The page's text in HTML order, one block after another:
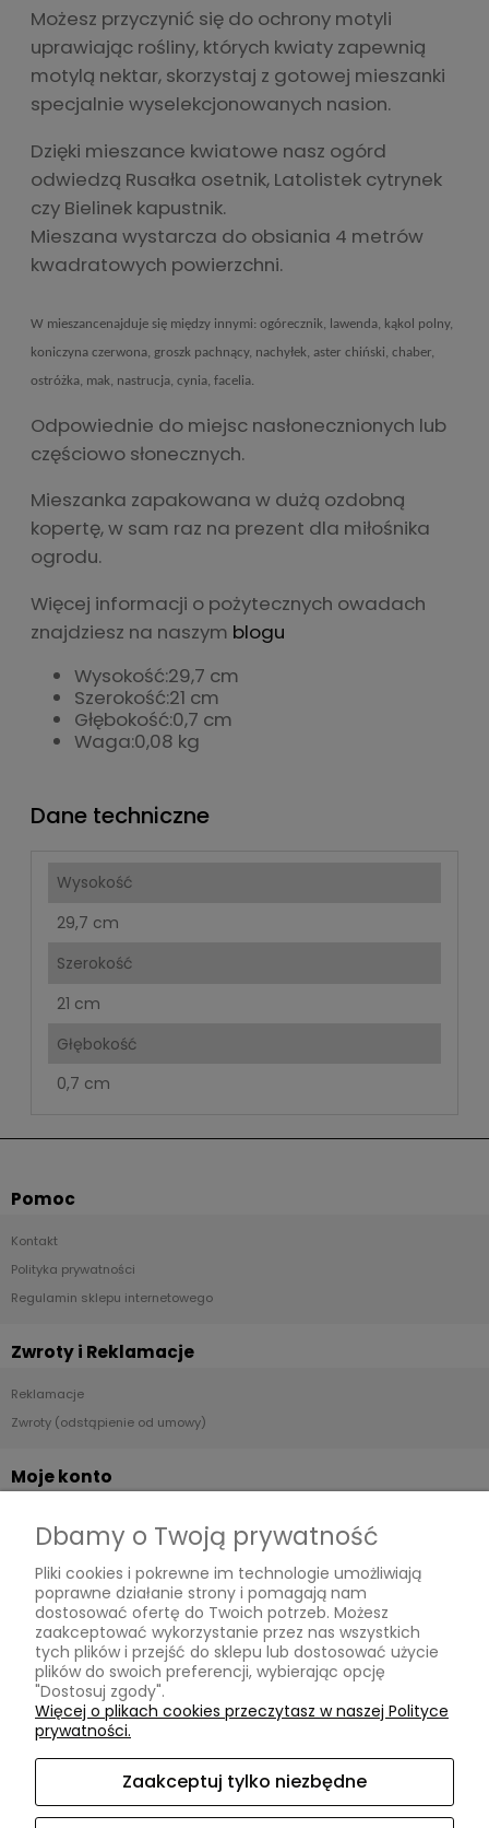
Możesz przyczynić się do ochrony motyli
uprawiając rośliny, których kwiaty zapewnią
motylą nektar, skorzystaj z gotowej mieszanki
specjalnie wyselekcjonowanych nasion.
Dzięki mieszance kwiatowe nasz ogórd
odwiedzą Rusałka osetnik, Latolistek cytrynek
czy Bielinek kapustnik.
Mieszana wystarcza do obsiania 4 metrów
kwadratowych powierzchni.
W mieszancenajduje się między innymi: ogórecznik, lawenda, kąkol polny,
koniczyna czerwona, groszk pachnący, nachyłek, aster chiński, chaber,
ostróżka, mak, nastrucja, cynia, facelia.
Odpowiednie do miejsc nasłonecznionych lub
częściowo słonecznych.
Mieszanka zapakowana w dużą ozdobną
kopertę, w sam raz na prezent dla miłośnika
ogrodu.
Więcej informacji o pożytecznych owadach
znajdziesz na naszym blogu
Wysokość:29,7 cm
Szerokość:21 cm
Głębokość:0,7 cm
Waga:0,08 kg
Dane techniczne
Wysokość
29,7 cm
Szerokość
21 cm
Głębokość
0,7 cm
Pomoc
Kontakt
Polityka prywatności
Regulamin sklepu internetowego
Zwroty i Reklamacje
Reklamacje
Zwroty (odstąpienie od umowy)
Moje konto
Ustawienia konta
Przechowalnia
Płatności i dostawa
Dostawa i płatność
Dodatkowe informacje
Dbamy o Twoją prywatność
Pliki cookies i pokrewne im technologie umożliwiają
poprawne działanie strony i pomagają nam
dostosować ofertę do Twoich potrzeb. Możesz
zaakceptować wykorzystanie przez nas wszystkich
tych plików i przejść do sklepu lub dostosować użycie
plików do swoich preferencji, wybierając opcję
"Dostosuj zgody".
Więcej o plikach cookies przeczytasz w naszej Polityce
prywatności.
Zaakceptuj tylko niezbędne